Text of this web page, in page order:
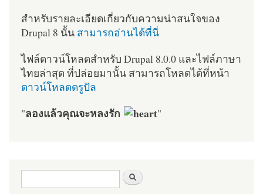
สำหรับรายละเอียดเกี่ยวกับความน่าสนใจของ
Drupal 8 นั้น สามารถอ่านได้ที่นี่
ไฟล์ดาวน์โหลดสำหรับ Drupal 8.0.0 และไฟล์ภาษา
ไทยล่าสุด ที่ปล่อยมานั้น สามารถโหลดได้ที่หน้า
ดาวน์โหลดดรูปัล
"ลองแล้วคุณจะหลงรัก "
ฟอร์มค้นหา